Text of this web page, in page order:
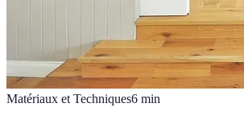
Matériaux et Techniques6 min